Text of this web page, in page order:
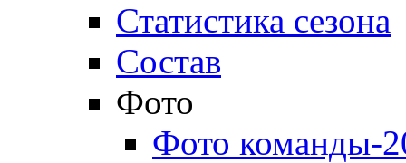
Статистика сезона
Состав
Фото
Фото команды-